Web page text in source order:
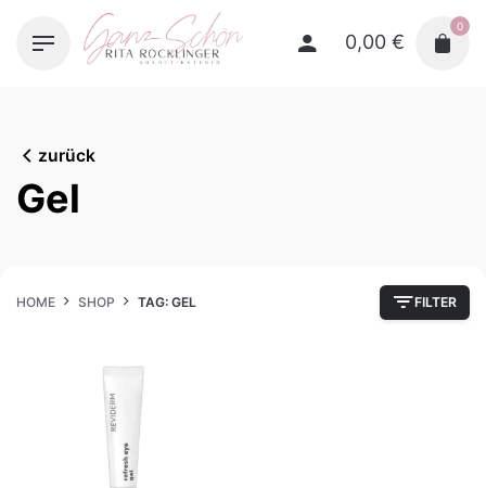
0,00 €
0
zurück
Gel
HOME SHOP TAG: GEL FILTER